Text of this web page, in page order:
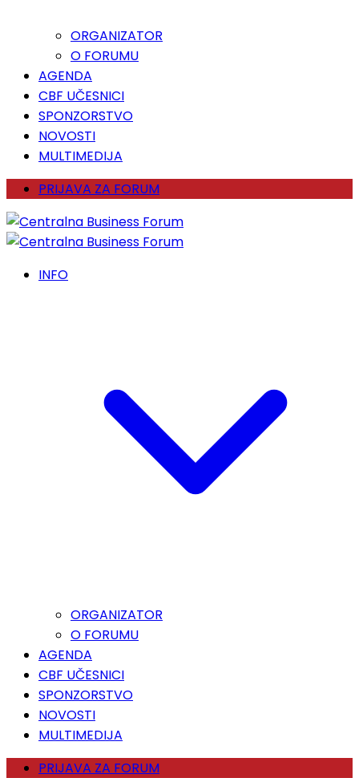
ORGANIZATOR
O FORUMU
AGENDA
CBF UČESNICI
SPONZORSTVO
NOVOSTI
MULTIMEDIJA
PRIJAVA ZA FORUM
INFO
ORGANIZATOR
O FORUMU
AGENDA
CBF UČESNICI
SPONZORSTVO
NOVOSTI
MULTIMEDIJA
PRIJAVA ZA FORUM